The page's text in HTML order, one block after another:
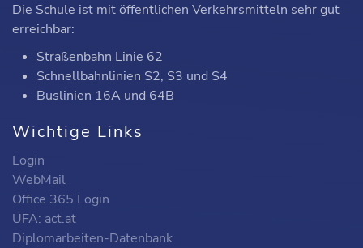
Die Schule ist mit öffentlichen Verkehrsmitteln sehr gut
erreichbar:
Straßenbahn Linie 62
Schnellbahnlinien S2, S3 und S4
Buslinien 16A und 64B
Wichtige Links
Login
WebMail
Office 365 Login
ÜFA: act.at
Diplomarbeiten-Datenbank